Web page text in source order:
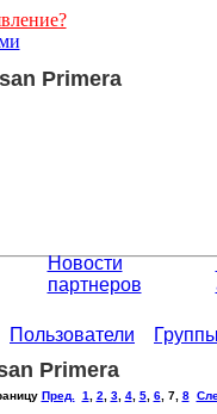
Primera
Новости
партнеров
Пользователи
Primera
Пред. 1 2 3, 4, 5, 6, 7, 8